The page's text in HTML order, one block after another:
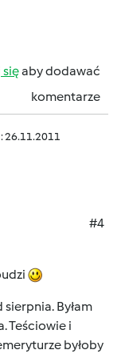
sięaby dodawać
komentarze
: 26.11.2011
#4
Byłam
Teściowie i
byłoby